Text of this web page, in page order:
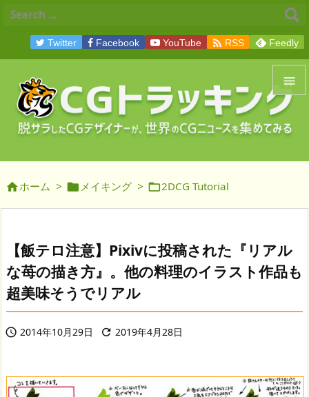


メニュ
前へ
次へ

検索
Twitter Facebook YouTube  RSS Feedly
ホーム >  メイキング > 2DCG Tutorial
【飯テロ注意】Pixivに投稿された『リアル
な苺の描き方』。他の料理のイラスト作品も
超美味そうでリアル
 2014年10月29日  2019年4月28日